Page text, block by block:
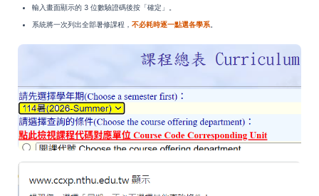
輸入畫面顯示的 3 位數驗證碼後按「確定」。
系統將一次列出全部暑修課程， 不必耗時逐一點選各學系